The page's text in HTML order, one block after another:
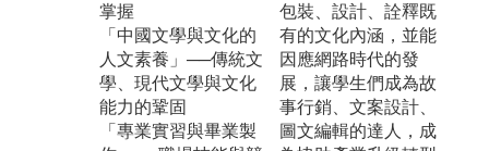
掌握
「中國文學與文化的
人文素養」──傳統文
學、現代文學與文化
能力的鞏固
「專業實習與畢業製
包裝、設計、詮釋既
有的文化內涵，並能
因應網路時代的發
展，讓學生們成為故
事行銷、文案設計、
圖文編輯的達人，成